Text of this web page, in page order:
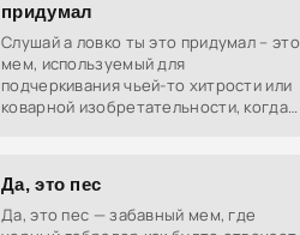
придумал
Слушай а ловко ты это придумал – это
мем, используемый для
подчеркивания чьей-то хитрости или
коварной изобретательности, когда
Да, это пес
Да, это пес — забавный мем, где